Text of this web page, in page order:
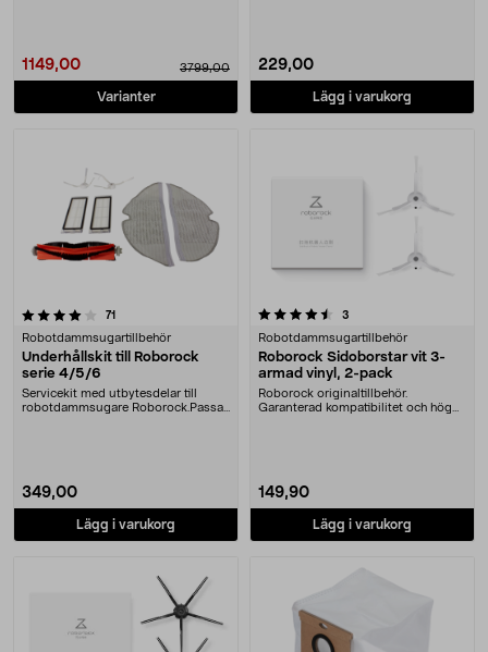
1149,00 3799,00
Varianter
229,00
Lägg i varukorg
71
Robotdammsugartillbehör
Underhållskit till Roborock
serie 4/5/6
Servicekit med utbytesdelar till
robotdammsugare Roborock.Passar
349,00
Lägg i varukorg
4.5 av 5 stjärnor 3
Robotdammsugartillbehör
Roborock Sidoborstar vit 3-
armad vinyl, 2-pack
Roborock originaltillbehör.
Garanterad kompatibilitet och hög
149,90
Lägg i varukorg